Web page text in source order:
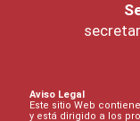
Aviso Legal
Este sitio Web
y está dirigido a los